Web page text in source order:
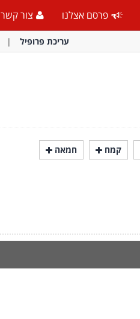
פרסם אצלנו צור קשר
עריכת פרופיל
קמח חמאה